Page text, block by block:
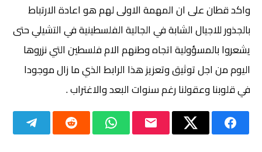
واكد قطان على ان المهمة الاولى لهم هو اعادة الارتباط
بالجذور للاجيال الشابة في الجالية الفلسطينية في التشيلي حتى
يشعروا بالمسؤولية اتجاه وطنهم الام فلسطين التي نزروها
اليوم من اجل توثيق وتعزيز هذا الرابط الذي ما زال موجودا
في قلوبنا وعقولنا رغم سنوات البعد والاغتراب .